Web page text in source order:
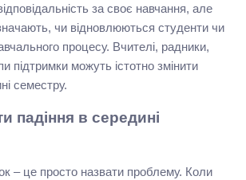
за своє навчання, але
чи відновлюються студенти чи
процесу. Вчителі, радники,
підтримки можуть істотно змінити
семестру.
падіння в середині
– це просто назвати проблему. Коли